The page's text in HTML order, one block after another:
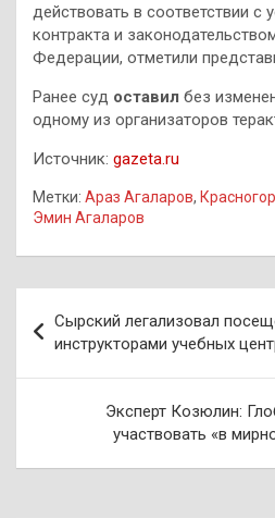
действовать в соответствии с
контракта и
Федерации, отметили
Ранее суд оставил без
одному из организаторов
Источник: gazeta.ru
Метки: Араз Агаларов,
Эмин Агаларов
по
записям
Сырский легализовал
инструкторами учебных
Эксперт Козюлин:
участвовать «в